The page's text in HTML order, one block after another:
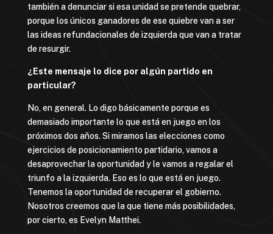
también a denunciar si esa unidad se pretende quebrar,
porque los únicos ganadores de ese quiebre van a ser
las ideas refundacionales de izquierda que van a tratar
de resurgir.
¿Este mensaje lo dice por algún partido en
particular?
No, en general. Lo digo básicamente porque es
demasiado importante lo que está en juego en los
próximos dos años. Si miramos las elecciones como
ejercicios de posicionamiento partidario, vamos a
desaprovechar la oportunidad y le vamos a regalar el
triunfo a la izquierda. Eso es lo que está en juego.
Tenemos la oportunidad de recuperar el gobierno.
Nosotros creemos que la que tiene más posibilidades,
por cierto, es Evelyn Matthei.